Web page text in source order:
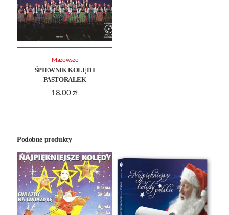
ŚPIEWNIK KOLĘD I
PASTORAŁEK
18.00 zł
Mazowsze
Podobne produkty